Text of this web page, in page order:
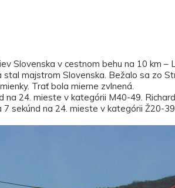
Slovenska v cestnom behu na 10 km
majstrom Slovenska. Bežalo sa zo
Trať bola mierne zvlnená.
24. mieste v kategórii M40-49.
sekúnd na 24. mieste v kategórii Ž20-